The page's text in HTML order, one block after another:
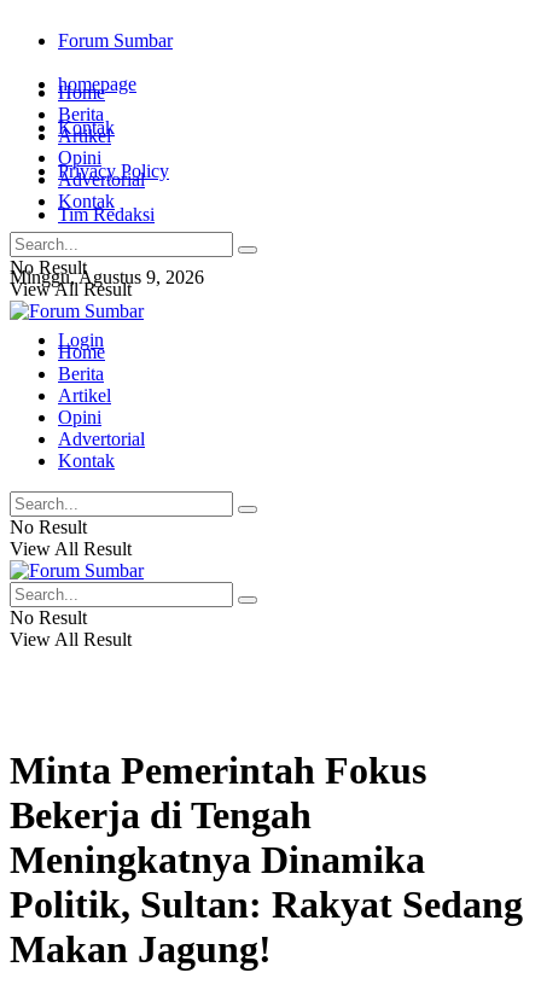
Forum Sumbar
homepage
Kontak
Privacy Policy
Tim Redaksi
Minggu, Agustus 9, 2026
Login
Home
Berita
Artikel
Opini
Advertorial
Kontak
No Result
View All Result
Home
Berita
Artikel
Opini
Advertorial
Kontak
No Result
View All Result
No Result
View All Result
Minta Pemerintah Fokus
Bekerja di Tengah
Meningkatnya Dinamika
Politik, Sultan: Rakyat Sedang
Makan Jagung!